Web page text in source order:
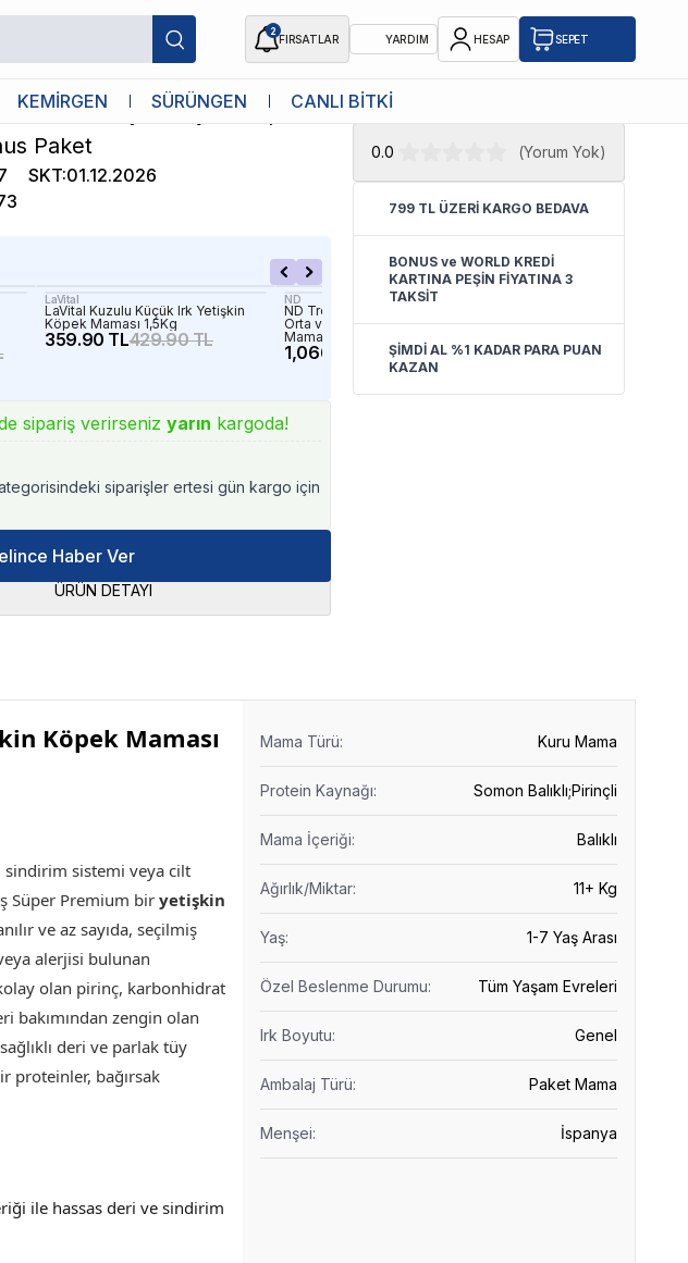
2
FIRSATLAR YARDIM HESAP SEPET
KEMİRGEN SÜRÜNGEN CANLI BİTKİ
Pirinçli Yetişkin Köpek
Paket
SKT:01.12.2026
LaVital
LaVital Kuzulu Küçük Irk Yetişkin
Köpek Maması 1,5Kg
359.90 TL429.90 TL
ND
ND Tropical Selection Domuz Etli
Orta ve Büyük Irk Yetişkin Köpek
Maması 2Kg
1,066.62 TL 1,258.61 TL
Tahılsız Küçük Irk Yetişkin
113.20 TL
sipariş verirseniz yarın kargoda!
siparişler ertesi gün kargo için
Haber Ver
ÜRÜN DETAYI
★ Atakan Petshop,
satıcısıdır.
0.0 (Yorum Yok)
799 TL ÜZERİ KARGO BEDAVA
BONUS ve WORLD KREDİ
KARTINA PEŞİN FİYATINA 3
TAKSİT
ŞİMDİ AL %1 KADAR PARA PUAN
KAZAN
Köpek Maması
sindirim sistemi veya cilt
Süper Premium bir yetişkin
ve az sayıda, seçilmiş
alerjisi bulunan
olan pirinç, karbonhidrat
bakımından zengin olan
deri ve parlak tüy
proteinler, bağırsak
ile hassas deri ve sindirim
Mama Türü: Kuru Mama
Protein Kaynağı: Somon Balıklı;Pirinçli
Mama İçeriği: Balıklı
Ağırlık/Miktar: 11+ Kg
Yaş: 1-7 Yaş Arası
Özel Beslenme Durumu: Tüm Yaşam Evreleri
Irk Boyutu: Genel
Ambalaj Türü: Paket Mama
Menşei: İspanya